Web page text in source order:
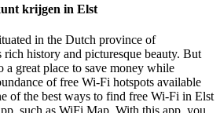
krijgen in Elst
in the Dutch province of
history and picturesque beauty. But
great place to save money while
of free Wi-Fi hotspots available
of the best ways to find free Wi-Fi in Elst
such as WiFi Map. With this app, you